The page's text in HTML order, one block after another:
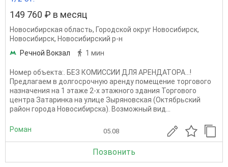
149 760 ₽ в месяц
Новосибирская область, Городской округ Новосибирск,
Новосибирск, Новосибирский р-н
Речной Вокзал
1 мин
Номер объекта:. БЕЗ КОМИССИИ ДЛЯ АРЕНДАТОРА...!
Предлагаем в долгосрочную аренду помещение торгового
назначения на 1 этаже 2-х этажного здания Торгового
центра Затаринка на улице Зыряновская (Октябрьский
район города Новосибирска). Возможный вид...
Роман 05.08
Позвонить